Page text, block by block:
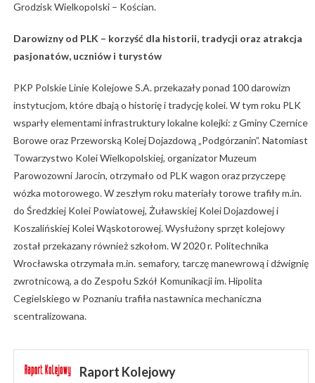
Grodzisk Wielkopolski – Kościan.
Darowizny od PLK – korzyść dla historii, tradycji oraz atrakcja
pasjonatów, uczniów i turystów
PKP Polskie Linie Kolejowe S.A. przekazały ponad 100 darowizn
instytucjom, które dbają o historię i tradycję kolei. W tym roku PLK
wsparły elementami infrastruktury lokalne kolejki: z Gminy Czernice
Borowe oraz Przeworską Kolej Dojazdową „Podgórzanin”. Natomiast
Towarzystwo Kolei Wielkopolskiej, organizator Muzeum
Parowozowni Jarocin, otrzymało od PLK wagon oraz przyczepę
wózka motorowego. W zeszłym roku materiały torowe trafiły m.in.
do Średzkiej Kolei Powiatowej, Żuławskiej Kolei Dojazdowej i
Koszalińskiej Kolei Wąskotorowej. Wysłużony sprzęt kolejowy
został przekazany również szkołom. W 2020 r. Politechnika
Wrocławska otrzymała m.in. semafory, tarczę manewrową i dźwignię
zwrotnicową, a do Zespołu Szkół Komunikacji im. Hipolita
Cegielskiego w Poznaniu trafiła nastawnica mechaniczna
scentralizowana.
Raport Kolejowy